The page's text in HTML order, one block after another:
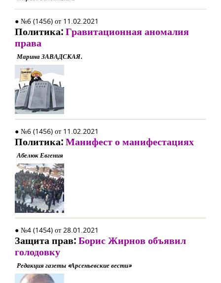
● №6 (1456) от 11.02.2021
Политика:Гравитационная аномалия
права
Марина ЗАВАДСКАЯ.
● №6 (1456) от 11.02.2021
Политика:Манифест о манифестациях
Абелюк Евгения
● №4 (1454) от 28.01.2021
Защита прав:Борис Жирнов объявил
голодовку
Редакция газеты «Арсеньевские вести»